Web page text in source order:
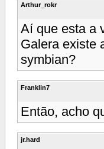
Arthur_rokr
Aí que esta a
Galera existe
symbian?
Franklin7
Então, acho
jr.hard